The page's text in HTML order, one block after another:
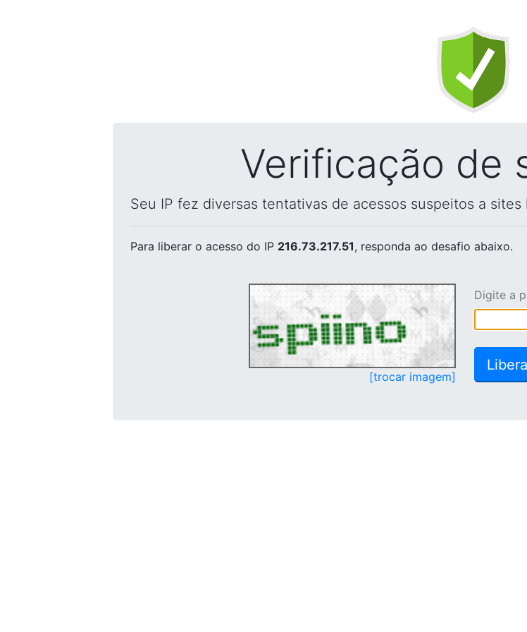
Verificação de
Seu IP fez diversas tentativas de acessos suspeitos a
Para liberar o acesso do IP 216.73.217.51, responda ao desafio abaixo.
[trocar imagem]
Digite a